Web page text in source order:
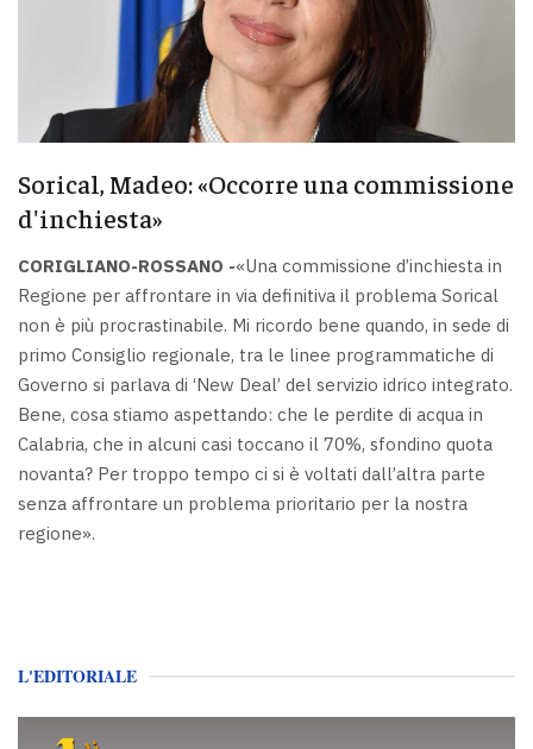
Sorical, Madeo: «Occorre una commissione
d'inchiesta»
CORIGLIANO-ROSSANO -«Una commissione d’inchiesta in
Regione per affrontare in via definitiva il problema Sorical
non è più procrastinabile. Mi ricordo bene quando, in sede di
primo Consiglio regionale, tra le linee programmatiche di
Governo si parlava di ‘New Deal’ del servizio idrico integrato.
Bene, cosa stiamo aspettando: che le perdite di acqua in
Calabria, che in alcuni casi toccano il 70%, sfondino quota
novanta? Per troppo tempo ci si è voltati dall’altra parte
senza affrontare un problema prioritario per la nostra
regione».
L'EDITORIALE